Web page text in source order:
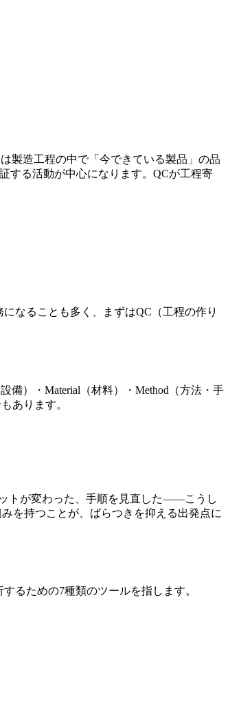
製造工程の中で「今できている製品」の品
する活動が中心になります。QCが工程寄
なることも多く、まずはQC（工程の作り
備）・Material（材料）・Method（方法・手
あります。
トが変わった、手順を見直した——こうし
を持つことが、ばらつきを抑える出発点に
るための7種類のツールを指します。